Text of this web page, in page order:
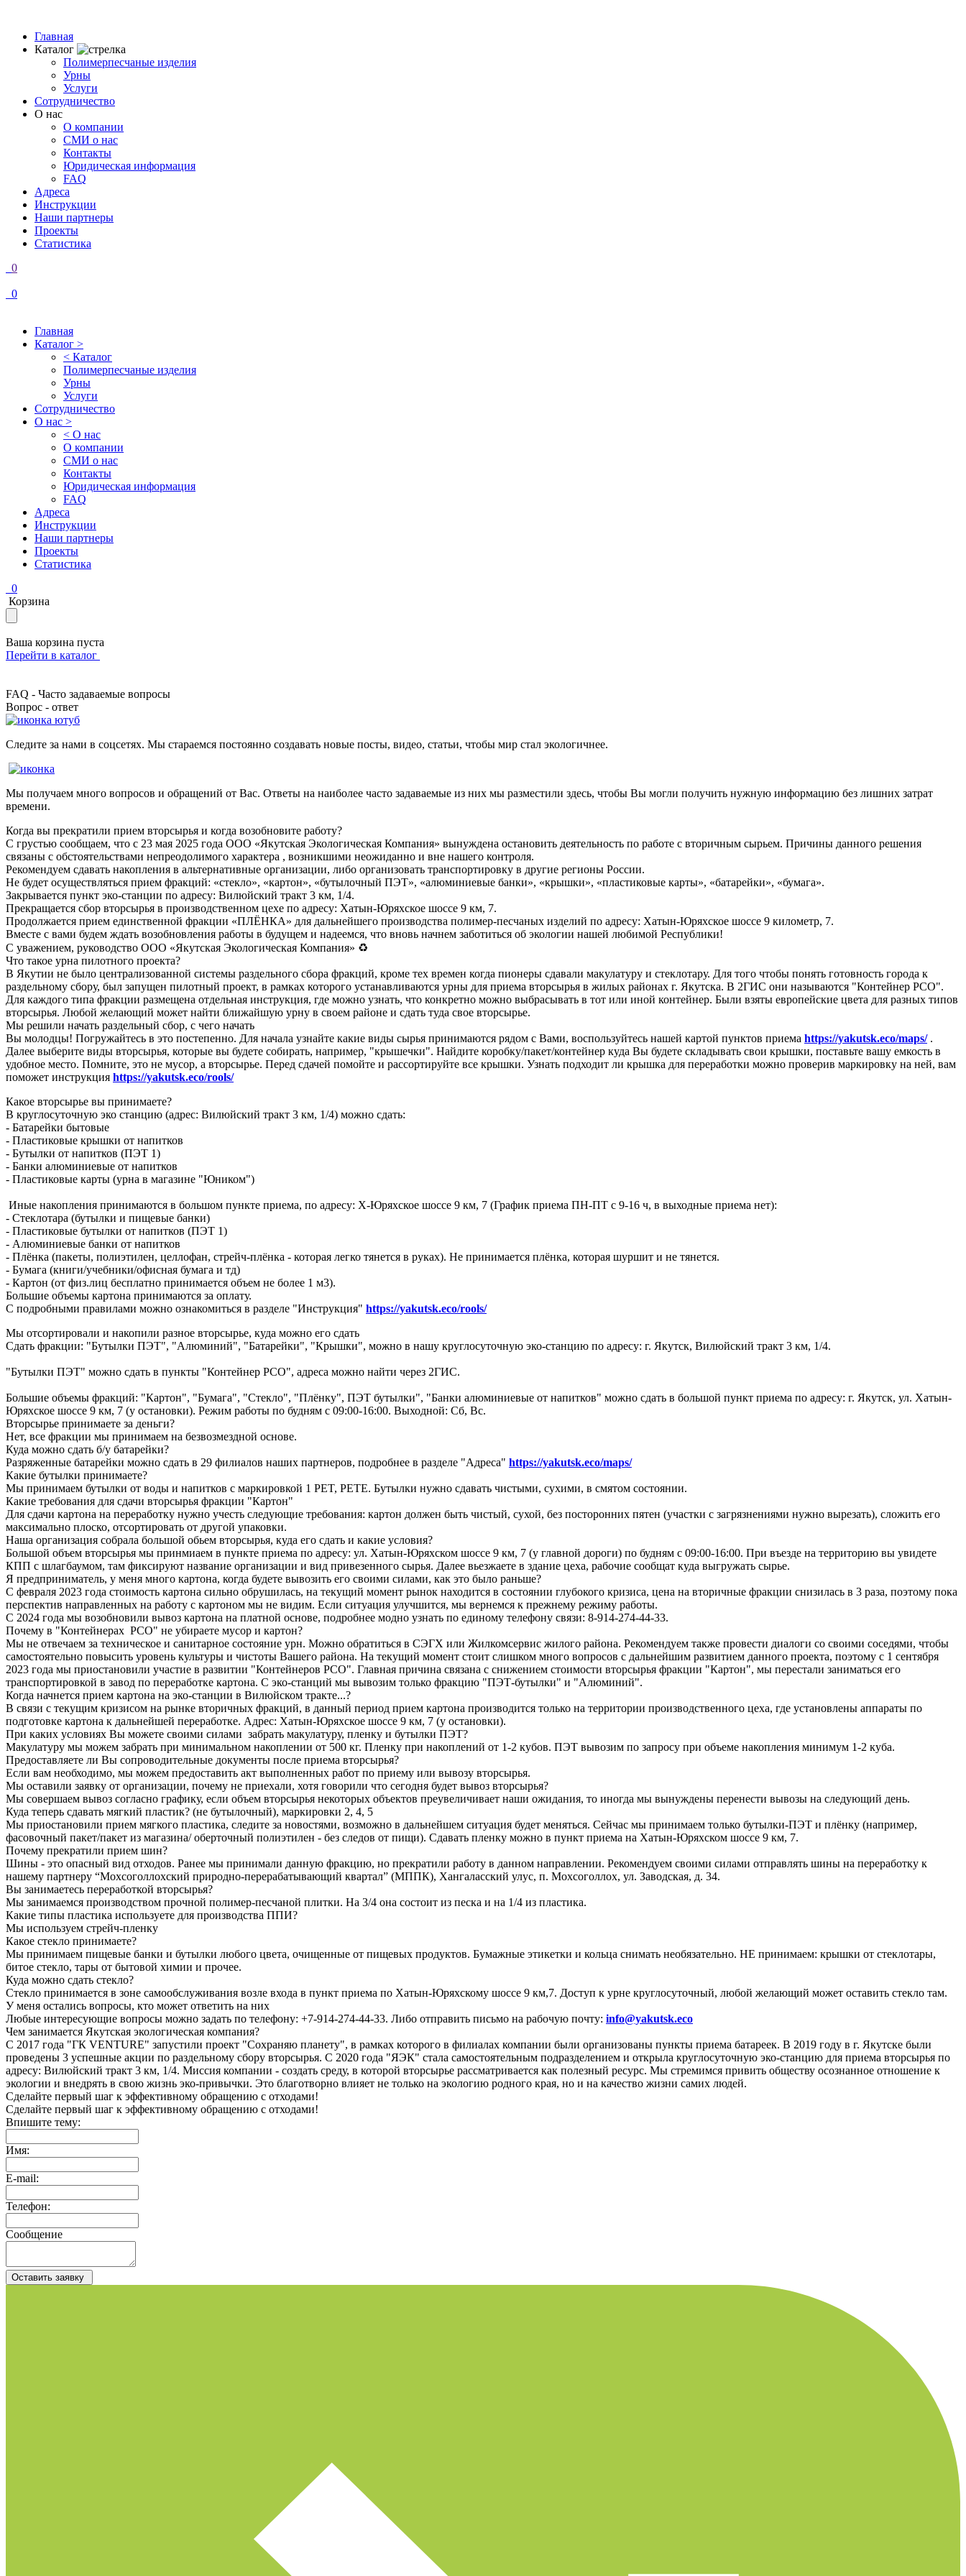
Главная
Каталог
Полимерпесчаные изделия
Урны
Услуги
Сотрудничество
О нас
О компании
СМИ о нас
Контакты
Юридическая информация
FAQ
Адреса
Инструкции
Наши партнеры
Проекты
Статистика
0
0
Главная
Каталог >
< Каталог
Полимерпесчаные изделия
Урны
Услуги
Сотрудничество
О нас >
< О нас
О компании
СМИ о нас
Контакты
Юридическая информация
FAQ
Адреса
Инструкции
Наши партнеры
Проекты
Статистика
0
Корзина
Ваша корзина пуста
Перейти в каталог
FAQ - Часто задаваемые вопросы
Вопрос - ответ
Следите за нами в соцсетях. Мы стараемся постоянно создавать новые посты, видео, статьи, чтобы мир стал экологичнее.
Мы получаем много вопросов и обращений от Вас. Ответы на наиболее часто задаваемые из них мы разместили здесь, чтобы Вы могли получить нужную информацию без лишних затрат
времени.
Когда вы прекратили прием вторсырья и когда возобновите работу?
С грустью сообщаем, что с 23 мая 2025 года ООО «Якутская Экологическая Компания» вынуждена остановить деятельность по работе с вторичным сырьем. Причины данного решения
связаны с обстоятельствами непреодолимого характера , возникшими неожиданно и вне нашего контроля.
Рекомендуем сдавать накопления в альтернативные организации, либо организовать транспортировку в другие регионы России.
Не будет осуществляться прием фракций: «стекло», «картон», «бутылочный ПЭТ», «алюминиевые банки», «крышки», «пластиковые карты», «батарейки», «бумага».
Закрывается пункт эко-станции по адресу: Вилюйский тракт 3 км, 1/4.
Прекращается сбор вторсырья в производственном цехе по адресу: Хатын-Юряхское шоссе 9 км, 7.
Продолжается прием единственной фракции «ПЛЁНКА» для дальнейшего производства полимер-песчаных изделий по адресу: Хатын-Юряхское шоссе 9 километр, 7.
Вместе с вами будем ждать возобновления работы в будущем и надеемся, что вновь начнем заботиться об экологии нашей любимой Республики!
С уважением, руководство ООО «Якутская Экологическая Компания» ♻️
Что такое урна пилотного проекта?
В Якутии не было централизованной системы раздельного сбора фракций, кроме тех времен когда пионеры сдавали макулатуру и стеклотару. Для того чтобы понять готовность города к
раздельному сбору, был запущен пилотный проект, в рамках которого устанавливаются урны для приема вторсырья в жилых районах г. Якутска. В 2ГИС они называются "Контейнер РСО".
Для каждого типа фракции размещена отдельная инструкция, где можно узнать, что конкретно можно выбрасывать в тот или иной контейнер. Были взяты европейские цвета для разных типов
вторсырья. Любой желающий может найти ближайшую урну в своем районе и сдать туда свое вторсырье.
Мы решили начать раздельный сбор, с чего начать
Вы молодцы! Погружайтесь в это постепенно. Для начала узнайте какие виды сырья принимаются рядом с Вами, воспользуйтесь нашей картой пунктов приема https://yakutsk.eco/maps/.
Далее выберите виды вторсырья, которые вы будете собирать, например, "крышечки". Найдите коробку/пакет/контейнер куда Вы будете складывать свои крышки, поставьте вашу емкость в
удобное место. Помните, это не мусор, а вторсырье. Перед сдачей помойте и рассортируйте все крышки. Узнать подходит ли крышка для переработки можно проверив маркировку на ней, вам
поможет инструкция https://yakutsk.eco/rools/
Какое вторсырье вы принимаете?
В круглосуточную эко станцию (адрес: Вилюйский тракт 3 км, 1/4) можно сдать:
- Батарейки бытовые
- Пластиковые крышки от напитков
- Бутылки от напитков (ПЭТ 1)
- Банки алюминиевые от напитков
- Пластиковые карты (урна в магазине "Юником")
Иные накопления принимаются в большом пункте приема, по адресу: Х-Юряхское шоссе 9 км, 7 (График приема ПН-ПТ с 9-16 ч, в выходные приема нет):
- Стеклотара (бутылки и пищевые банки)
- Пластиковые бутылки от напитков (ПЭТ 1)
- Алюминиевые банки от напитков
- Плёнка (пакеты, полиэтилен, целлофан, стрейч-плёнка - которая легко тянется в руках). Не принимается плёнка, которая шуршит и не тянется.
- Бумага (книги/учебники/офисная бумага и тд)
- Картон (от физ.лиц бесплатно принимается объем не более 1 м3).
Большие объемы картона принимаются за оплату.
С подробными правилами можно ознакомиться в разделе "Инструкция" https://yakutsk.eco/rools/
Мы отсортировали и накопили разное вторсырье, куда можно его сдать
Сдать фракции: "Бутылки ПЭТ", "Алюминий", "Батарейки", "Крышки", можно в нашу круглосуточную эко-станцию по адресу: г. Якутск, Вилюйский тракт 3 км, 1/4.
"Бутылки ПЭТ" можно сдать в пункты "Контейнер РСО", адреса можно найти через 2ГИС.
Большие объемы фракций: "Картон", "Бумага", "Стекло", "Плёнку", ПЭТ бутылки", "Банки алюминиевые от напитков" можно сдать в большой пункт приема по адресу: г. Якутск, ул. Хатын-
Юряхское шоссе 9 км, 7 (у остановки). Режим работы по будням с 09:00-16:00. Выходной: Сб, Вс.
Вторсырье принимаете за деньги?
Нет, все фракции мы принимаем на безвозмездной основе.
Куда можно сдать б/у батарейки?
Разряженные батарейки можно сдать в 29 филиалов наших партнеров, подробнее в разделе "Адреса" https://yakutsk.eco/maps/
Какие бутылки принимаете?
Мы принимаем бутылки от воды и напитков с маркировкой 1 PET, PETE. Бутылки нужно сдавать чистыми, сухими, в смятом состоянии.
Какие требования для сдачи вторсырья фракции "Картон"
Для сдачи картона на переработку нужно учесть следующие требования: картон должен быть чистый, сухой, без посторонних пятен (участки с загрязнениями нужно вырезать), сложить его
максимально плоско, отсортировать от другой упаковки.
Наша организация собрала большой обьем вторсырья, куда его сдать и какие условия?
Большой объем вторсырья мы принмиаем в пункте приема по адресу: ул. Хатын-Юряхском шоссе 9 км, 7 (у главной дороги) по будням с 09:00-16:00. При въезде на территорию вы увидете
КПП с шлагбаумом, там фиксируют название организации и вид привезенного сырья. Далее вьезжаете в здание цеха, рабочие сообщат куда выгружать сырье.
Я предприниматель, у меня много картона, когда будете вывозить его своими силами, как это было раньше?
С февраля 2023 года стоимость картона сильно обрушилась, на текущий момент рынок находится в состоянии глубокого кризиса, цена на вторичные фракции снизилась в 3 раза, поэтому пока
перспектив направленных на работу с картоном мы не видим. Если ситуация улучшится, мы вернемся к прежнему режиму работы.
С 2024 года мы возобновили вывоз картона на платной основе, подробнее модно узнать по единому телефону связи: 8-914-274-44-33.
Почему в "Контейнерах РСО" не убираете мусор и картон?
Мы не отвечаем за техническое и санитарное состояние урн. Можно обратиться в СЭГХ или Жилкомсервис жилого района. Рекомендуем также провести диалоги со своими соседями, чтобы
самостоятельно повысить уровень культуры и чистоты Вашего района. На текущий момент стоит слишком много вопросов с дальнейшим развитием данного проекта, поэтому с 1 сентября
2023 года мы приостановили участие в развитии "Контейнеров РСО". Главная причина связана с снижением стоимости вторсырья фракции "Картон", мы перестали заниматься его
транспортировкой в завод по переработке картона. С эко-станций мы вывозим только фракцию "ПЭТ-бутылки" и "Алюминий".
Когда начнется прием картона на эко-станции в Вилюйском тракте...?
В связи с текущим кризисом на рынке вторичных фракций, в данный период прием картона производится только на территории производственного цеха, где установлены аппараты по
подготовке картона к дальнейшей переработке. Адрес: Хатын-Юряхское шоссе 9 км, 7 (у остановки).
При каких условиях Вы можете своими силами забрать макулатуру, пленку и бутылки ПЭТ?
Макулатуру мы можем забрать при минимальном накоплении от 500 кг. Пленку при накоплений от 1-2 кубов. ПЭТ вывозим по запросу при объеме накопления минимум 1-2 куба.
Предоставляете ли Вы сопроводительные документы после приема вторсырья?
Если вам необходимо, мы можем предоставить акт выполненных работ по приему или вывозу вторсырья.
Мы оставили заявку от организации, почему не приехали, хотя говорили что сегодня будет вывоз вторсырья?
Мы совершаем вывоз согласно графику, если объем вторсырья некоторых объектов преувеличивает наши ожидания, то иногда мы вынуждены перенести вывозы на следующий день.
Куда теперь сдавать мягкий пластик? (не бутылочный), маркировки 2, 4, 5
Мы приостановили прием мягкого пластика, следите за новостями, возможно в дальнейшем ситуация будет меняться. Сейчас мы принимаем только бутылки-ПЭТ и плёнку (например,
фасовочный пакет/пакет из магазина/ оберточный полиэтилен - без следов от пищи). Сдавать пленку можно в пункт приема на Хатын-Юряхском шоссе 9 км, 7.
Почему прекратили прием шин?
Шины - это опасный вид отходов. Ранее мы принимали данную фракцию, но прекратили работу в данном направлении. Рекомендуем своими силами отправлять шины на переработку к
нашему партнеру “Мохсоголлохский природно-перерабатывающий квартал” (МППК), Хангаласский улус, п. Мохсоголлох, ул. Заводская, д. 34.
Вы занимаетесь переработкой вторсырья?
Мы занимаемся производством прочной полимер-песчаной плитки. На 3/4 она состоит из песка и на 1/4 из пластика.
Какие типы пластика используете для производства ППИ?
Мы используем стрейч-пленку
Какое стекло принимаете?
Мы принимаем пищевые банки и бутылки любого цвета, очищенные от пищевых продуктов. Бумажные этикетки и кольца снимать необязательно. НЕ принимаем: крышки от стеклотары,
битое стекло, тары от бытовой химии и прочее.
Куда можно сдать стекло?
Стекло принимается в зоне самообслуживания возле входа в пункт приема по Хатын-Юряхскому шоссе 9 км,7. Доступ к урне круглосуточный, любой желающий может оставить стекло там.
У меня остались вопросы, кто может ответить на них
Любые интересующие вопросы можно задать по телефону: +7-914-274-44-33. Либо отправить письмо на рабочую почту: info@yakutsk.eco
Чем занимается Якутская экологическая компания?
С 2017 года "ГК VENTURE" запустили проект "Сохраняю планету", в рамках которого в филиалах компании были организованы пункты приема батареек. В 2019 году в г. Якутске были
проведены 3 успешные акции по раздельному сбору вторсырья. С 2020 года "ЯЭК" стала самостоятельным подразделением и открыла круглосуточную эко-станцию для приема вторсырья по
адресу: Вилюйский тракт 3 км, 1/4. Миссия компании - создать среду, в которой вторсырье рассматривается как полезный ресурс. Мы стремимся привить обществу осознанное отношение к
экологии и внедрять в свою жизнь эко-привычки. Это благотворно влияет не только на экологию родного края, но и на качество жизни самих людей.
Сделайте первый шаг к эффективному обращению с отходами!
Сделайте первый шаг к эффективному обращению с отходами!
Впишите тему:
Имя:
E-mail:
Телефон:
Сообщение
Оставить заявку